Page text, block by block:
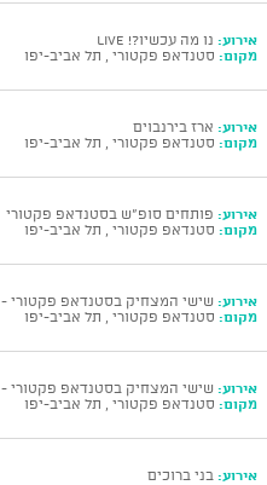
אירוע: נו מה עכשיו?! Live
מקום: סטנדאפ פקטורי , תל אביב-יפו
אירוע: ארז בירנבוים
מקום: סטנדאפ פקטורי , תל אביב-יפו
אירוע: פותחים סופ"ש בסטנדאפ פקטורי
מקום: סטנדאפ פקטורי , תל אביב-יפו
אירוע: שישי המצחיק בסטנדאפ פקטורי - 22:00
מקום: סטנדאפ פקטורי , תל אביב-יפו
אירוע: שישי המצחיק בסטנדאפ פקטורי - 00:15
מקום: סטנדאפ פקטורי , תל אביב-יפו
אירוע: בני ברוכים